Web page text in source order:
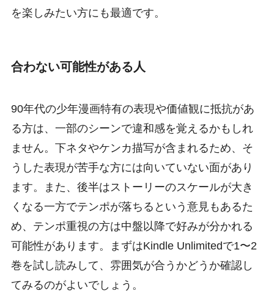
を楽しみたい方にも最適です。
合わない可能性がある人
90年代の少年漫画特有の表現や価値観に抵抗があ
る方は、一部のシーンで違和感を覚えるかもしれ
ません。下ネタやケンカ描写が含まれるため、そ
うした表現が苦手な方には向いていない面があり
ます。また、後半はストーリーのスケールが大き
くなる一方でテンポが落ちるという意見もあるた
め、テンポ重視の方は中盤以降で好みが分かれる
可能性があります。まずはKindle Unlimitedで1〜2
巻を試し読みして、雰囲気が合うかどうか確認し
てみるのがよいでしょう。